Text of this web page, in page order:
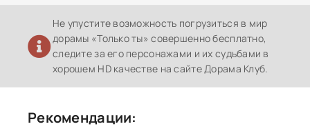
Не упустите возможность погрузиться в мир
дорамы «Только ты» совершенно бесплатно,
следите за его персонажами и их судьбами в
хорошем HD качестве на сайте Дорама Клуб.
Рекомендации: